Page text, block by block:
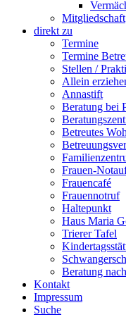
Mitgliedschaft
direkt zu
Termine
Termine
Stellen /
Allein
Annastift
Beratung bei
Betreutes
Frauen-
Frauencafé
Frauennotruf
Haltepunkt
Haus Maria
Trierer Tafel
Beratung
Kontakt
Impressum
Suche